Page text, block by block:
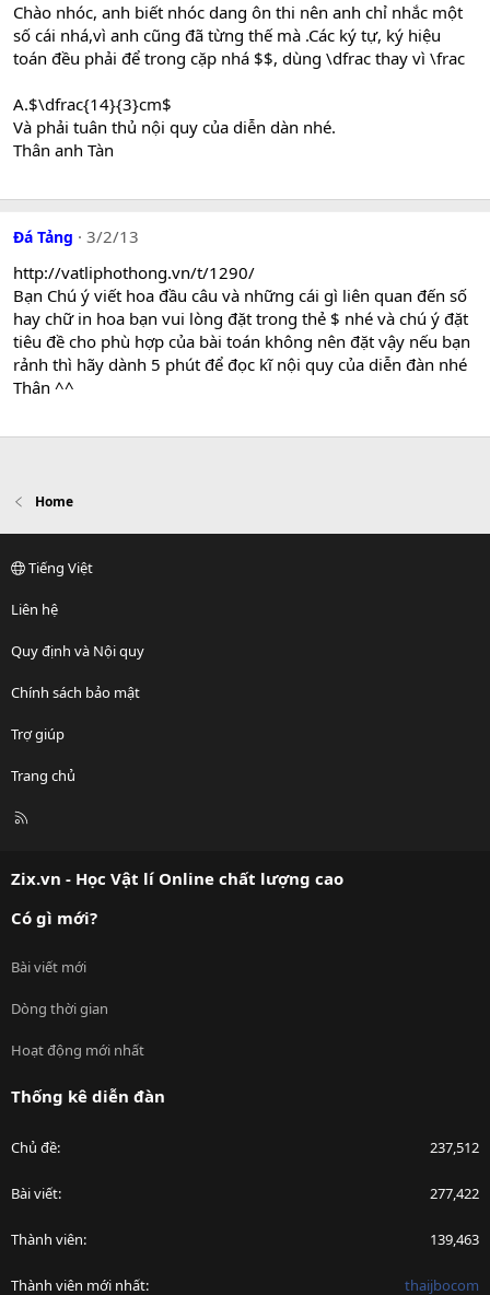
Chào nhóc, anh biết nhóc dang ôn thi nên anh chỉ nhắc một
số cái nhá,vì anh cũng đã từng thế mà .Các ký tự, ký hiệu
toán đều phải để trong cặp nhá $$, dùng \dfrac thay vì \frac
A.$\dfrac{14}{3}cm$
Và phải tuân thủ nội quy của diễn dàn nhé.
Thân anh Tàn
Đá Tảng
3/2/13
http://vatliphothong.vn/t/1290/
Bạn Chú ý viết hoa đầu câu và những cái gì liên quan đến số
hay chữ in hoa bạn vui lòng đặt trong thẻ $ nhé và chú ý đặt
tiêu đề cho phù hợp của bài toán không nên đặt vậy nếu bạn
rảnh thì hãy dành 5 phút để đọc kĩ nội quy của diễn đàn nhé
Thân ^^
Home
Tiếng Việt
Liên hệ
Quy định và Nội quy
Chính sách bảo mật
Trợ giúp
Trang chủ
R
Zix.vn - Học Vật lí Online chất lượng cao
Có gì mới?
Bài viết mới
Dòng thời gian
Hoạt động mới nhất
Thống kê diễn đàn
Chủ đề 237,512
Bài viết 277,422
Thành viên 139,463
Thành viên mới nhất thaijbocom